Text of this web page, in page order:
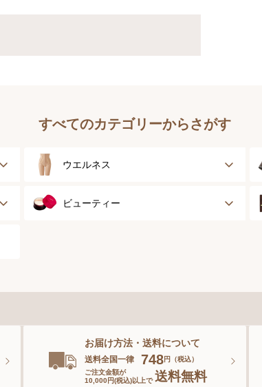
すべてのカテゴリーからさがす
ウエルネス
健康サポート
ビューティー
ボディーケア
お届け方法・送料について
送料全国一律 748円（税込）
ご注文金額が
10,000円(税込)以上で 送料無料